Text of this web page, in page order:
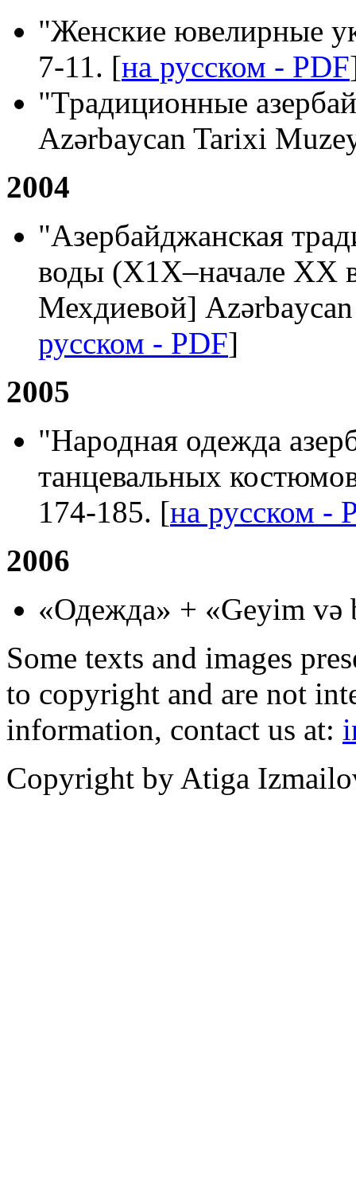
"Женские ювелирные
7-11. [на русском - PDF
"Традиционные
Azərbaycan Tarixi
2004
"Азербайджанская
воды (Х1Х–начале ХХ
Мехдиевой]
русском - PDF]
2005
"Народная одежда
танцевальных
174-185. [на русском -
2006
«Одежда» + «Geyim və
Some texts and images
to copyright and are not
information, contact us at:
Copyright by Atiga